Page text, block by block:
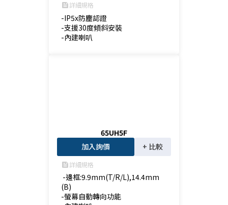
feed詳細規格
-IP5x防塵認證
-支援30度傾斜安裝
-內建喇叭
65UH5F
加入詢價
+ 比較
feed詳細規格
-邊框:9.9mm(T/R/L),14.4mm
(B)
-螢幕自動轉向功能